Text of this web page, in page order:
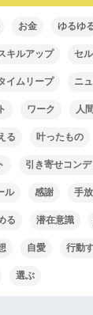
お金 ゆるゆ
キルアップ セ
イムリープ ニ
ワーク 人
る 叶ったもの
引き寄せコン
ル 感謝 手
る 潜在意識
自愛 行動
選ぶ